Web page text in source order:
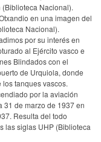
Nacional).
en una imagen del
Nacional).
por su interés en
al Ejército vasco e
Blindados con el
de Urquiola, donde
tanques vascos.
por la aviación
31 de marzo de 1937 en
Resulta del todo
las siglas UHP (Biblioteca